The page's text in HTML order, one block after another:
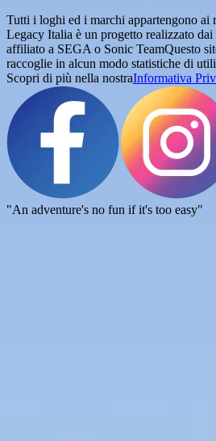
Tutti i loghi ed i marchi appartengono ai
Legacy Italia è un progetto realizzato
affiliato a SEGA o Sonic TeamQuesto
raccoglie in alcun modo statistiche di
Scopri di più nella nostraInformativa
"An adventure's no fun if it's too easy"